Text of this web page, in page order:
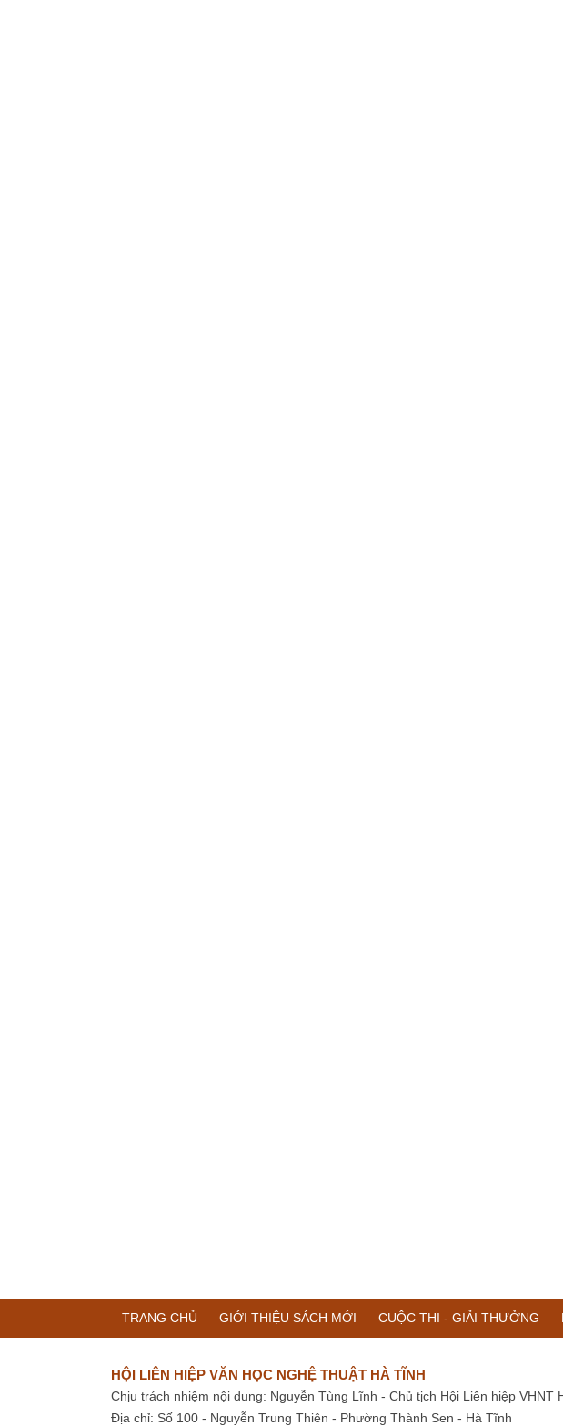
TRANG CHỦ GIỚI THIỆU SÁCH MỚI CUỘC THI - GIẢI THƯỞNG
HỘI LIÊN HIỆP VĂN HỌC NGHỆ THUẬT HÀ TĨNH
Chịu trách nhiệm nội dung: Nguyễn Tùng Lĩnh - Chủ tịch Hội Liên hiệp VHNT
Địa chỉ: Số 100 - Nguyễn Trung Thiên - Phường Thành Sen - Hà Tĩnh